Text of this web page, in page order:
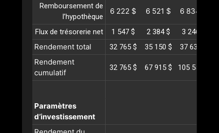
Remboursement de
l’hypothèque
6 222 $ 6 521 $ 6 834 $
Flux de trésorerie net 1 547 $ 2 384 $ 3 246 $
Rendement total 32 765 $ 35 150 $ 37 638 $
Rendement
cumulatif
32 765 $ 67 915 $ 105 553 $
Paramètres
d’investissement